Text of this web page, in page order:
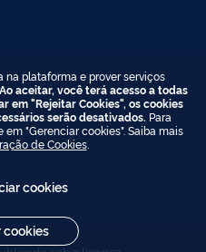
na plataforma e prover serviços
Ao aceitar, você terá acesso a todas
em "Rejeitar Cookies", os cookies
serão desativados. Para
"Gerenciar cookies". Saiba mais
de Cookies.
cookies
cookies